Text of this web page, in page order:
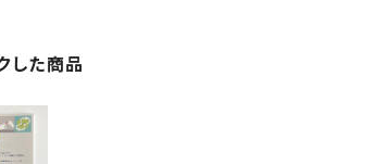
した商品